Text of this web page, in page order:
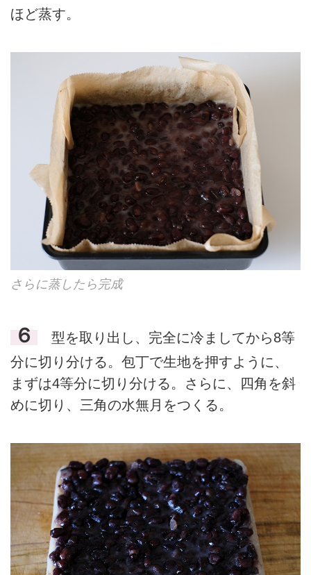
ほど蒸す。
さらに蒸したら完成
６
型を取り出し、完全に冷ましてから8等
分に切り分ける。包丁で生地を押すように、
まずは4等分に切り分ける。さらに、四角を斜
めに切り、三角の水無月をつくる。